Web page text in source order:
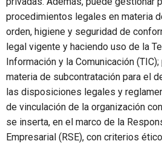
procedimientos legales en materia
orden, higiene y seguridad de
legal vigente y haciendo uso de la
Información y la Comunicación
materia de subcontratación para el
las disposiciones legales y
de vinculación de la organización
se inserta, en el marco de la
Empresarial (RSE), con criterios